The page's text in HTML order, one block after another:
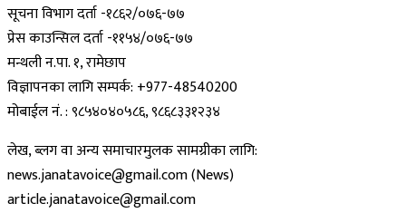
सूचना विभाग दर्ता -१८६२/०७६-७७
प्रेस काउन्सिल दर्ता -११५४/०७६-७७
मन्थली न.पा. १, रामेछाप
विज्ञापनका लागि सम्पर्क: +977-48540200
मोबाईल नं. : ९८५४०४०५८६, ९८६८३३१२३४
लेख, ब्लग वा अन्य समाचारमुलक सामग्रीका लागि:
news.janatavoice@gmail.com (News)
article.janatavoice@gmail.com